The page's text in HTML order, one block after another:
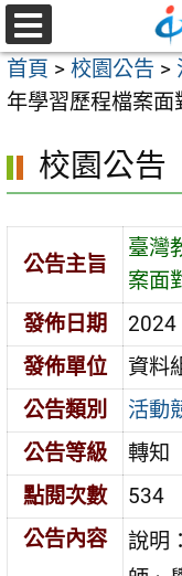
跳
至
主
要
容
選
單
首頁 > 校園公告 >
年學習歷程檔案
校園公告
公告主旨
臺灣
案面
發佈日期
2024
發佈單位
資料
公告類別
活動
公告等級
轉知
點閱次數
534
公告內容
說明